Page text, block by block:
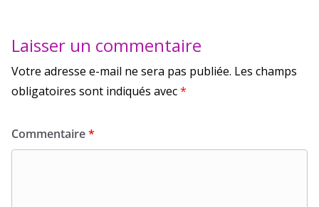
Laisser un commentaire
Votre adresse e-mail ne sera pas publiée. Les champs
obligatoires sont indiqués avec*
Commentaire*